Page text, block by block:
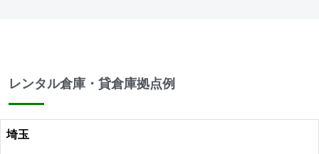
レンタル倉庫・貸倉庫拠点例
埼玉